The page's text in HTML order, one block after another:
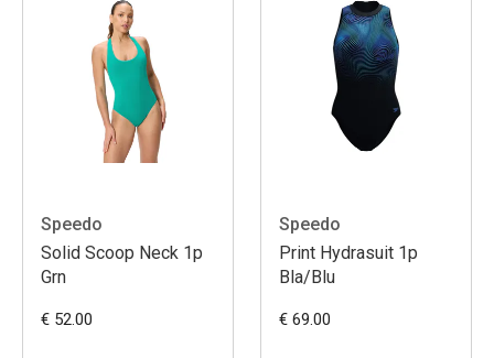
Speedo
Solid Scoop Neck 1p
Grn
€ 52.00
Speedo
Print Hydrasuit 1p
Bla/Blu
€ 69.00